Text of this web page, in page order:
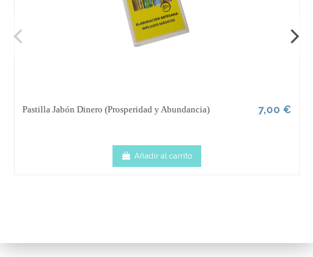
Pastilla Jabón Dinero (Prosperidad y Abundancia) 7,00 €
Añadir al carrito